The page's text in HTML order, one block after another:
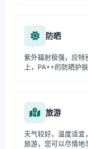
防晒
紫外辐射极强，应特
上，PA++的防晒护
旅游
天气较好，温度适宜
旅游，您可以尽情地